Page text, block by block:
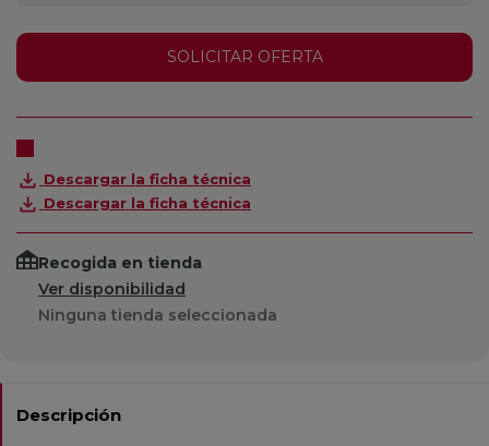
SOLICITAR OFERTA
Descargar la ficha técnica
Descargar la ficha técnica
Recogida en tienda
Ver disponibilidad
Ninguna tienda seleccionada
Descripción